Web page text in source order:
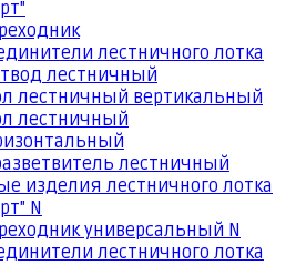
лестничного лотка
лестничный
лестничный вертикальный
лестничный
лестничный
изделия лестничного лотка
N
универсальный N
лестничного лотка